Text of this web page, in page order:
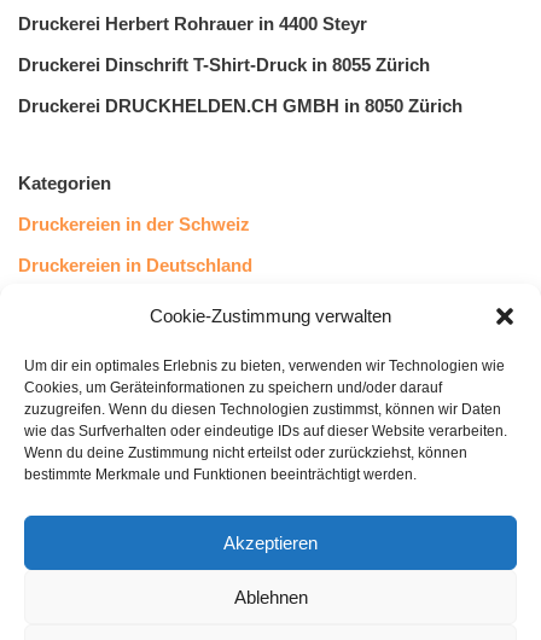
Cookie-Zustimmung verwalten
Um dir ein optimales Erlebnis zu bieten, verwenden wir Technologien wie
Cookies, um Geräteinformationen zu speichern und/oder darauf
zuzugreifen. Wenn du diesen Technologien zustimmst, können wir Daten
wie das Surfverhalten oder eindeutige IDs auf dieser Website verarbeiten.
Wenn du deine Zustimmung nicht erteilst oder zurückziehst, können
bestimmte Merkmale und Funktionen beeinträchtigt werden.
Akzeptieren
Ablehnen
Druckerei Herbert Rohrauer in 4400 Steyr
Druckerei Dinschrift T-Shirt-Druck in 8055 Zürich
Druckerei DRUCKHELDEN.CH GMBH in 8050 Zürich
Kategorien
Druckereien in der Schweiz
Druckereien in Deutschland
Druckereien in Österreich
Kundenstimmen